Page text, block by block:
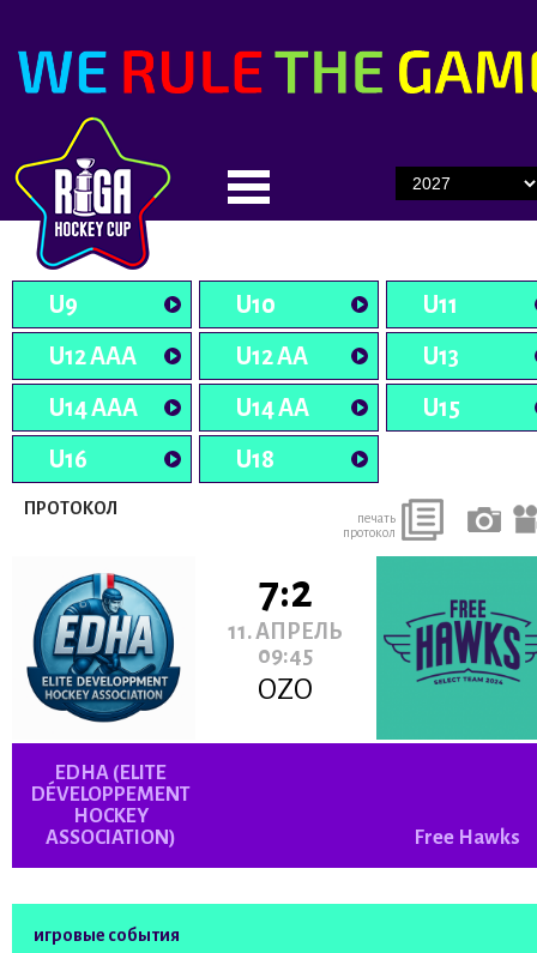
U9 U10
U11
U12 AAA
U12 AA
U13
U14 AAA
U14 AA
U15
U16
U18
ПРОТОКОЛ
печать
протокол
7:2
11. АПРЕЛЬ
09:45
OZO
EDHA (ELITE
DÉVELOPPEMENT
HOCKEY
ASSOCIATION)
Free Hawks
игровые события